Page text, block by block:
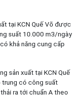
tại KCN Quế Võ được
suất 10.000 m3/ngày
khả năng cung cấp
sản xuất tại KCN Quế
có công suất
ra tới chuẩn A theo